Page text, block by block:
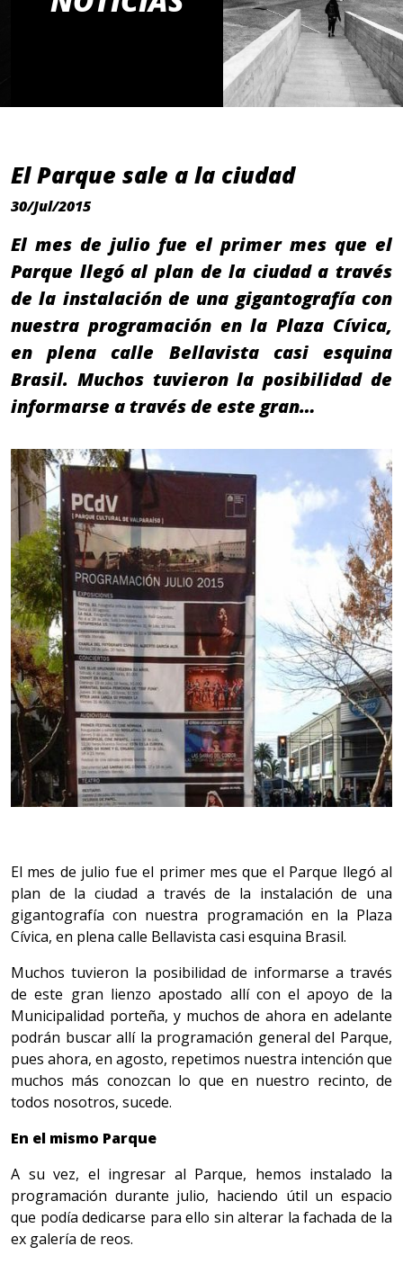
El Parque sale a la ciudad
30/Jul/2015
El mes de julio fue el primer mes que el
Parque llegó al plan de la ciudad a través
de la instalación de una gigantografía con
nuestra programación en la Plaza Cívica,
en plena calle Bellavista casi esquina
Brasil. Muchos tuvieron la posibilidad de
informarse a través de este gran…
El mes de julio fue el primer mes que el Parque llegó al
plan de la ciudad a través de la instalación de una
gigantografía con nuestra programación en la Plaza
Cívica, en plena calle Bellavista casi esquina Brasil.
Muchos tuvieron la posibilidad de informarse a través
de este gran lienzo apostado allí con el apoyo de la
Municipalidad porteña, y muchos de ahora en adelante
podrán buscar allí la programación general del Parque,
pues ahora, en agosto, repetimos nuestra intención que
muchos más conozcan lo que en nuestro recinto, de
todos nosotros, sucede.
En el mismo Parque
A su vez, el ingresar al Parque, hemos instalado la
programación durante julio, haciendo útil un espacio
que podía dedicarse para ello sin alterar la fachada de la
ex galería de reos.